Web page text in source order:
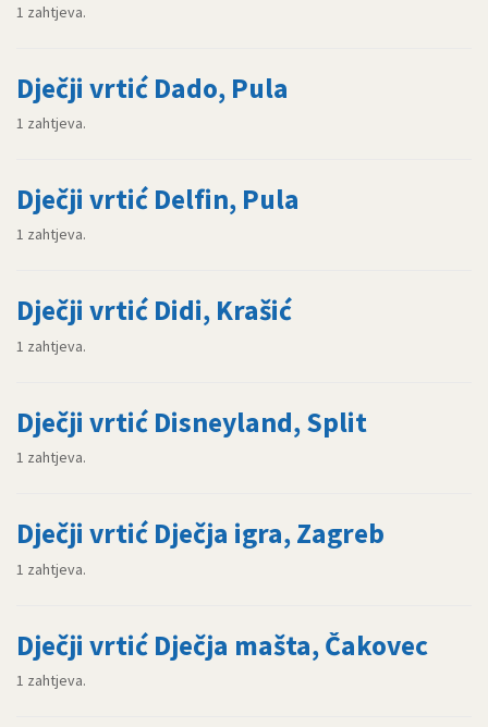
1 zahtjeva.
Dječji vrtić Dado, Pula
1 zahtjeva.
Dječji vrtić Delfin, Pula
1 zahtjeva.
Dječji vrtić Didi, Krašić
1 zahtjeva.
Dječji vrtić Disneyland, Split
1 zahtjeva.
Dječji vrtić Dječja igra, Zagreb
1 zahtjeva.
Dječji vrtić Dječja mašta, Čakovec
1 zahtjeva.